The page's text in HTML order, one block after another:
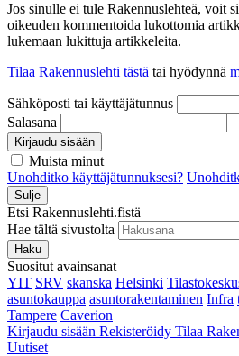
Jos sinulle ei tule Rakennuslehteä, voit
oikeuden kommentoida lukottomia
lukemaan lukittuja artikkeleita.
Tilaa Rakennuslehti tästä tai hyödynnä
Sähköposti tai käyttäjätunnus
Salasana
Kirjaudu sisään
Muista minut
Unohditko käyttäjätunnuksesi?
Sulje
Etsi Rakennuslehti.fistä
Hae tältä sivustolta
Haku
Suositut avainsanat
YIT SRV skanska Helsinki
asuntokauppa asuntorakentaminen Infra
Tampere Caverion
Kirjaudu sisään Rekisteröidy Tilaa
Uutiset